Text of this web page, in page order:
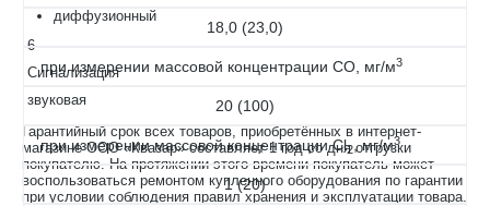
18,0 (23,0)
при измерении массовой концентрации СО, мг/м3
20 (100)
при измерении массовой концентрации Cl2, мг/м3
1 (20)
диффузионный
6
Сигнализация
звуковая
Гарантийный срок всех товаров, приобретённых в интернет-
магазине ООО «Квазар» составляет 1 год со дня отгрузки
покупателю. На протяжении этого времени покупатель может
воспользоваться ремонтом купленного оборудования по гарантии
при условии соблюдения правил хранения и эксплуатации товара.